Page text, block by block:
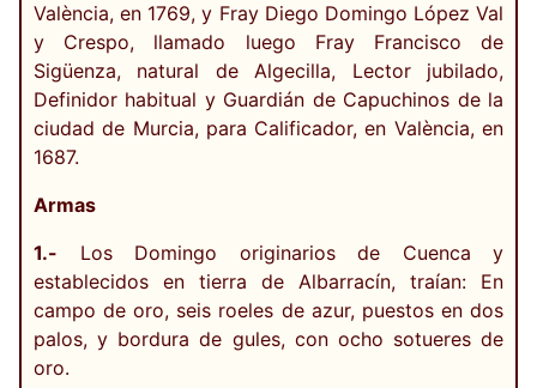
València, en 1769, y Fray Diego Domingo López Val
y Crespo, llamado luego Fray Francisco de
Sigüenza, natural de Algecilla, Lector jubilado,
Definidor habitual y Guardián de Capuchinos de la
ciudad de Murcia, para Calificador, en València, en
1687.
Armas
1.- Los Domingo originarios de Cuenca y
establecidos en tierra de Albarracín, traían: En
campo de oro, seis roeles de azur, puestos en dos
palos, y bordura de gules, con ocho sotueres de
oro.